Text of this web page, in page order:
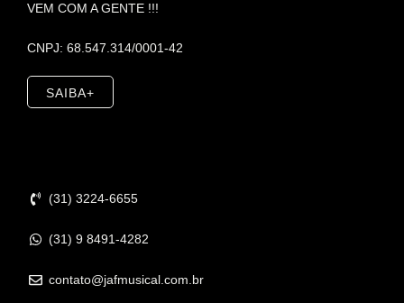
VEM COM A GENTE !!!
CNPJ: 68.547.314/0001-42
SAIBA+
(31) 3224-6655
(31) 9 8491-4282
contato@jafmusical.com.br